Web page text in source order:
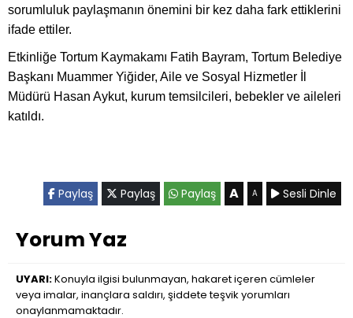
sorumluluk paylaşmanın önemini bir kez daha fark ettiklerini
ifade ettiler.
Etkinliğe Tortum Kaymakamı Fatih Bayram, Tortum Belediye
Başkanı Muammer Yiğider, Aile ve Sosyal Hizmetler İl
Müdürü Hasan Aykut, kurum temsilcileri, bebekler ve aileleri
katıldı.
Paylaş Paylaş Paylaş A A Sesli Dinle
Yorum Yaz
UYARI:Konuyla ilgisi bulunmayan, hakaret içeren cümleler
veya imalar, inançlara saldırı, şiddete teşvik yorumları
onaylanmamaktadır.